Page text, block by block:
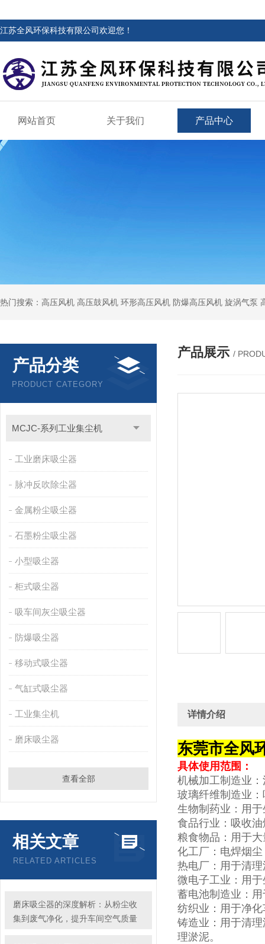
江苏全风环保科技有限公司欢迎您！
网站首页 关于我们 产品中心
热门搜索：高压风机 高压鼓风机 环形高压风机 防爆高压风机 旋涡气泵
产品分类
PRODUCT CATEGORY
MCJC-系列工业集尘机
工业磨床吸尘器
脉冲反吹除尘器
金属粉尘吸尘器
石墨粉尘吸尘器
小型吸尘器
柜式吸尘器
吸车间灰尘吸尘器
防爆吸尘器
移动式吸尘器
气缸式吸尘器
工业集尘机
磨床吸尘器
查看全部
相关文章
RELATED ARTICLES
磨床吸尘器的深度解析：从粉尘收
集到废气净化，提升车间空气质量
产品展示 /
详情介绍
东莞市全风
具体使用范围：
机械加工制造业
玻璃纤维制造业
生物制药业：用
食品行业：吸收
粮食物品：用于
化工厂：电焊烟
热电厂：用于清
微电子工业：用
蓄电池制造业：
纺织业：用于净
铸造业：用于清
理淤泥。